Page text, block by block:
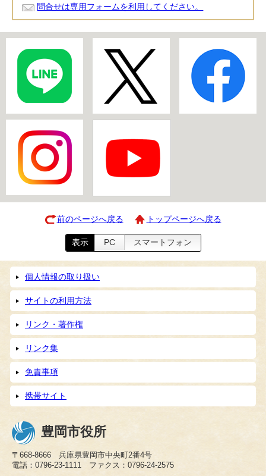
問合せは専用フォームを利用してください。
前のページへ戻る トップページへ戻る
表示 PC スマートフォン
個人情報の取り扱い
サイトの利用方法
リンク・著作権
リンク集
免責事項
携帯サイト
豊岡市役所
〒668-8666 兵庫県豊岡市中央町2番4号
電話：0796-23-1111 ファクス：0796-24-2575